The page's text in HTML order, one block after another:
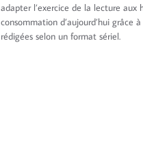
adapter l’exercice de la lecture aux
consommation d’aujourd’hui grâce
rédigées selon un format sériel.